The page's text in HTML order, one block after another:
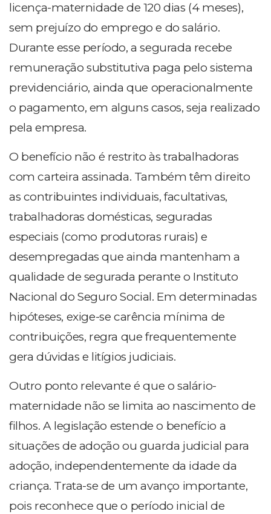
licença-maternidade de 120 dias (4 meses),
sem prejuízo do emprego e do salário.
Durante esse período, a segurada recebe
remuneração substitutiva paga pelo sistema
previdenciário, ainda que operacionalmente
o pagamento, em alguns casos, seja realizado
pela empresa.
O benefício não é restrito às trabalhadoras
com carteira assinada. Também têm direito
as contribuintes individuais, facultativas,
trabalhadoras domésticas, seguradas
especiais (como produtoras rurais) e
desempregadas que ainda mantenham a
qualidade de segurada perante o Instituto
Nacional do Seguro Social. Em determinadas
hipóteses, exige-se carência mínima de
contribuições, regra que frequentemente
gera dúvidas e litígios judiciais.
Outro ponto relevante é que o salário-
maternidade não se limita ao nascimento de
filhos. A legislação estende o benefício a
situações de adoção ou guarda judicial para
adoção, independentemente da idade da
criança. Trata-se de um avanço importante,
pois reconhece que o período inicial de